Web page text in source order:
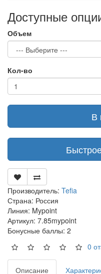
Доступные
Объем
Кол-во
В
Производитель: Tefia
Страна: Россия
Линия: Mypoint
Артикул: 7.85mypoint
Бонусные баллы: 2
0
Описание